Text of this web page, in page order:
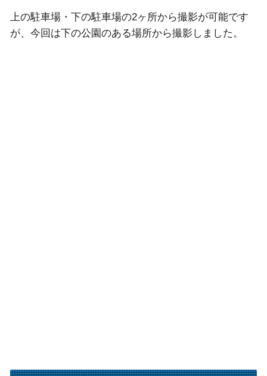
上の駐車場・下の駐車場の2ヶ所から撮影が可能です
が、今回は下の公園のある場所から撮影しました。